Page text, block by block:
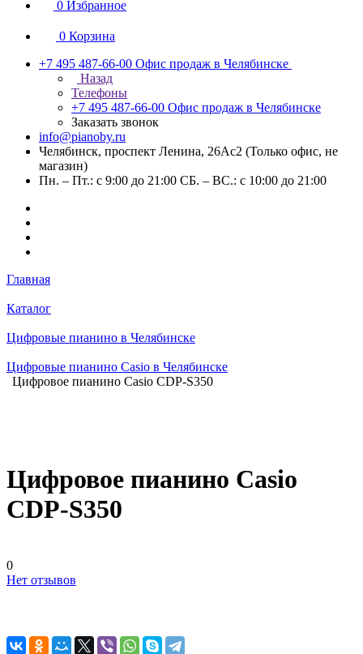
0 Избранное
0 Корзина
+7 495 487-66-00 Офис продаж в Челябинске
Назад
Телефоны
+7 495 487-66-00 Офис продаж в Челябинске
Заказать звонок
info@pianoby.ru
Челябинск, проспект Ленина, 26Ас2 (Только офис, не
магазин)
Пн. – Пт.: с 9:00 до 21:00 СБ. – ВС.: с 10:00 до 21:00
Главная
Каталог
Цифровые пианино в Челябинске
Цифровые пианино Casio в Челябинске
Цифровое пианино Casio CDP-S350
Цифровое пианино Casio
CDP-S350
0
Нет отзывов